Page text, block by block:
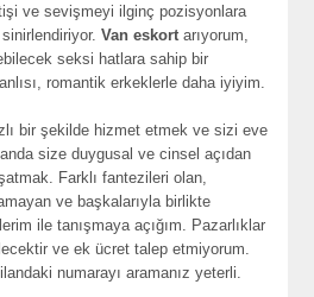
ve sevişmeyi ilginç pozisyonlara
sinirlendiriyor.Van eskortarıyorum,
seksi hatlara sahip bir
romantik erkeklerle daha iyiyim.
bir şekilde hizmet etmek ve sizi eve
size duygusal ve cinsel açıdan
Farklı fantezileri olan,
ve başkalarıyla birlikte
ile tanışmaya açığım. Pazarlıklar
ve ek ücret talep etmiyorum.
numarayı aramanız yeterli.